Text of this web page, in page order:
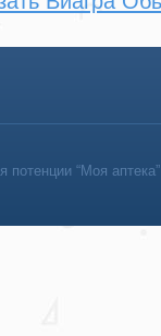
потенции “Моя